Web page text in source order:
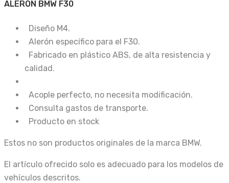
ALERÓN BMW F30
Diseño M4.
Alerón específico para el F30.
Fabricado en plástico ABS, de alta resistencia y
calidad.
Acople perfecto, no necesita modificación.
Consulta gastos de transporte.
Producto en stock
Estos no son productos originales de la marca BMW.
El artículo ofrecido solo es adecuado para los modelos de
vehículos descritos.